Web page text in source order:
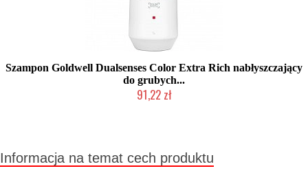
Szampon Goldwell Dualsenses Color Extra Rich nabłyszczający
do grubych...
91,22 zł
Informacja na temat cech produktu